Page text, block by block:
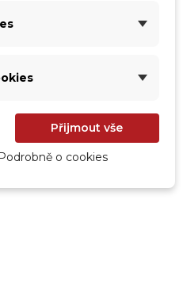
Přijmout vše
o cookies